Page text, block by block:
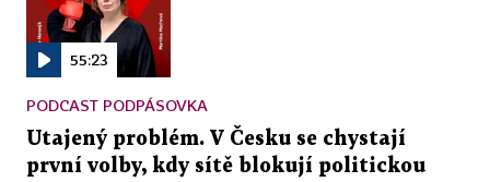
55:23
PODCAST PODPÁSOVKA
Utajený problém. V Česku se chystají
první volby, kdy sítě blokují politickou